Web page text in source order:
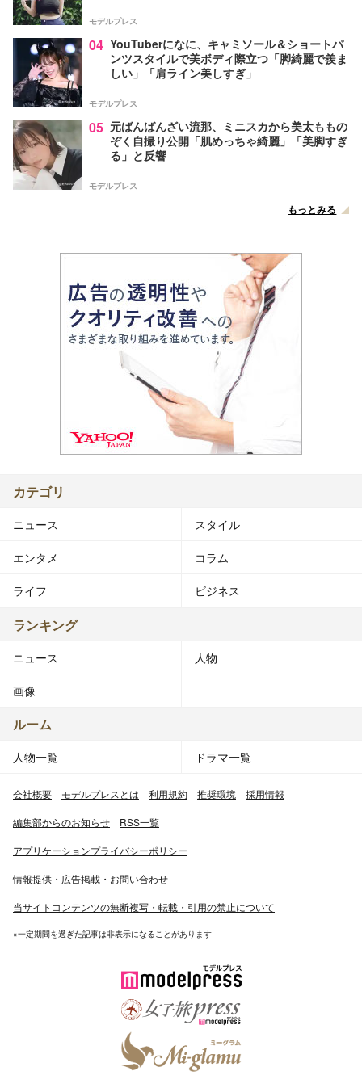
モデルプレス
04 YouTuberになに、キャミソール＆ショートパ
ンツスタイルで美ボディ際立つ「脚綺麗で羨ま
しい」「肩ライン美しすぎ」
モデルプレス
05 元ばんばんざい流那、ミニスカから美太ももの
ぞく自撮り公開「肌めっちゃ綺麗」「美脚すぎ
る」と反響
モデルプレス
もっとみる
カテゴリ
ニュース スタイル
エンタメ コラム
ライフ ビジネス
ランキング
ニュース 人物
画像
ルーム
人物一覧 ドラマ一覧
会社概要 モデルプレスとは 利用規約 推奨環境 採用情報
編集部からのお知らせ RSS一覧
アプリケーションプライバシーポリシー
情報提供・広告掲載・お問い合わせ
当サイトコンテンツの無断複写・転載・引用の禁止について
※一定期間を過ぎた記事は非表示になることがあります